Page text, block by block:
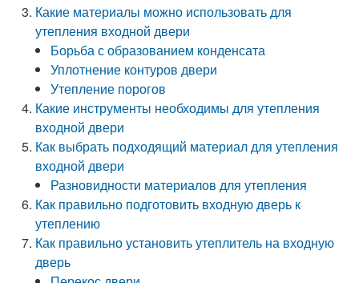
Какие материалы можно использовать для
утепления входной двери
Борьба с образованием конденсата
Уплотнение контуров двери
Утепление порогов
Какие инструменты необходимы для утепления
входной двери
Как выбрать подходящий материал для утепления
входной двери
Разновидности материалов для утепления
Как правильно подготовить входную дверь к
утеплению
Как правильно установить утеплитель на входную
дверь